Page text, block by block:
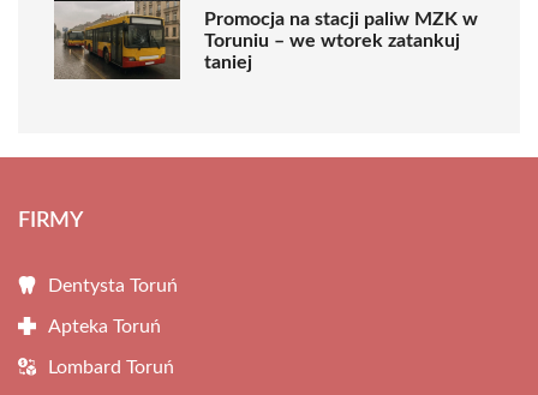
Promocja na stacji paliw MZK w
Toruniu – we wtorek zatankuj
taniej
FIRMY
Dentysta Toruń
Apteka Toruń
Lombard Toruń